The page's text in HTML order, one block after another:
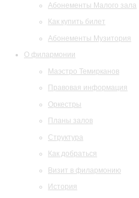
Абонементы Малого зала
Как купить билет
Абонементы Музитория
О филармонии
Маэстро Темирканов
Правовая информация
Оркестры
Планы залов
Структура
Как добраться
Визит в филармонию
История